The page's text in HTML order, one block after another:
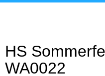
HS
WA0022